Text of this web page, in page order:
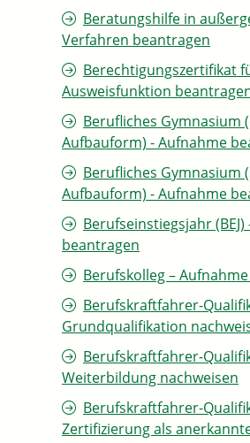
Beratungshilfe in
Verfahren beantragen
Berechtigungszertifikat
Ausweisfunktion
Berufliches Gymnasium
Aufbauform) - Aufnahme
Berufliches Gymnasium
Aufbauform) - Aufnahme
Berufseinstiegsjahr
beantragen
Berufskolleg –
Berufskraftfahrer-
Grundqualifikation
Berufskraftfahrer-
Weiterbildung nachweisen
Berufskraftfahrer-
Zertifizierung als